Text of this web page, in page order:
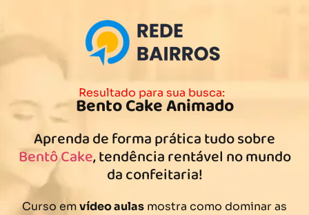
Resultado para sua busca:
Bento Cake Animado
Aprenda de forma prática tudo sobre
Bentô Cake, tendência rentável no mundo
da confeitaria!
Curso emvídeo aulas mostra como dominar as